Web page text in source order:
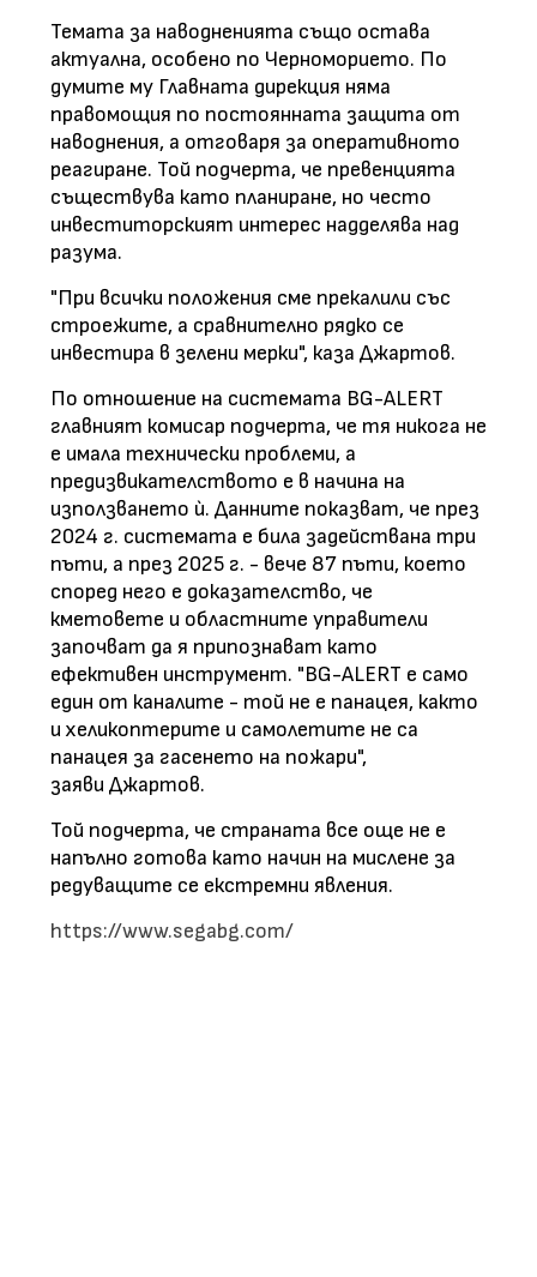
Темата за наводненията също остава
актуална, особено по Черноморието. По
думите му Главната дирекция няма
правомощия по постоянната защита от
наводнения, а отговаря за оперативното
реагиране. Той подчерта, че превенцията
съществува като планиране, но често
инвеститорският интерес надделява над
разума.
"При всички положения сме прекалили със
строежите, а сравнително рядко се
инвестира в зелени мерки", каза Джартов.
По отношение на системата BG-ALERT
главният комисар подчерта, че тя никога не
е имала технически проблеми, а
предизвикателството е в начина на
използването ѝ. Данните показват, че през
2024 г. системата е била задействана три
пъти, а през 2025 г. - вече 87 пъти, което
според него е доказателство, че
кметовете и областните управители
започват да я припознават като
ефективен инструмент. "BG-ALERT е само
един от каналите - той не е панацея, както
и хеликоптерите и самолетите не са
панацея за гасенето на пожари",
заяви Джартов.
Той подчерта, че страната все още не е
напълно готова като начин на мислене за
редуващите се екстремни явления.
https://www.segabg.com/